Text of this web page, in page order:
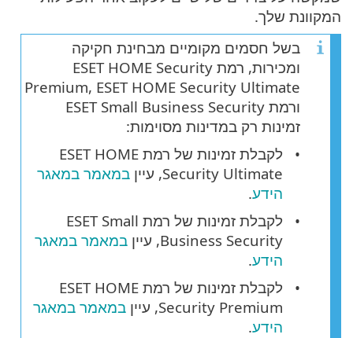
המקוונת שלך.
בשל חסמים מקומיים מבחינת חקיקה
ומכירות, רמת ESET HOME Security
Premium, ESET HOME Security Ultimate
ורמת ESET Small Business Security
זמינות רק במדינות מסוימות:
לקבלת זמינות של רמת ESET HOME
Security Ultimate, עיין
במאמר במאגר
הידע.
לקבלת זמינות של רמת ESET Small
Business Security, עיין
במאמר במאגר
הידע.
לקבלת זמינות של רמת ESET HOME
Security Premium, עיין
במאמר במאגר
הידע.